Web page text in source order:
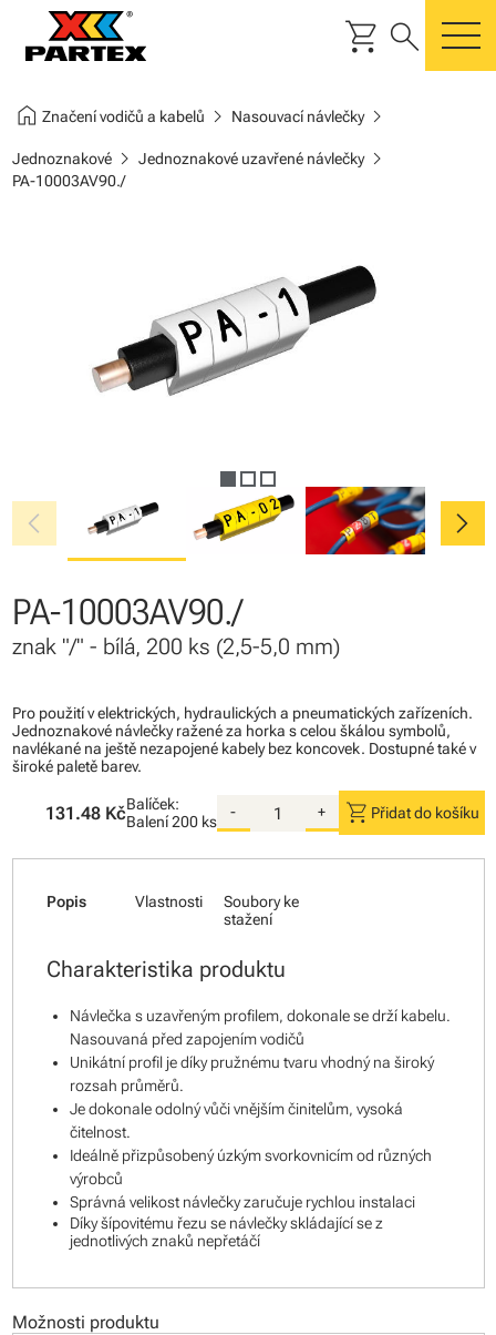
shopping_cart search
home Značení vodičů a kabelů chevron_right Nasouvací návlečkychevron_right
Jednoznakovéchevron_right Jednoznakové uzavřené návlečkychevron_right
PA-10003AV90./
chevron_left chevron_right
PA-10003AV90./
znak "/" - bílá, 200 ks (2,5-5,0 mm)
Pro použití v elektrických, hydraulických a pneumatických zařízeních.
Jednoznakové návlečky ražené za horka s celou škálou symbolů,
navlékané na ještě nezapojené kabely bez koncovek. Dostupné také v
široké paletě barev.
131.48 KčBalíček:
Balení200 ks
- + shopping_cart Přidat do košíku
Popis Vlastnosti
Soubory ke
stažení
Charakteristika produktu
Návlečka s uzavřeným profilem, dokonale se drží kabelu.
Nasouvaná před zapojením vodičů
Unikátní profil je díky pružnému tvaru vhodný na široký
rozsah průměrů.
Je dokonale odolný vůči vnějším činitelům, vysoká
čitelnost.
Ideálně přizpůsobený úzkým svorkovnicím od různých
výrobců
Správná velikost návlečky zaručuje rychlou instalaci
Díky šípovitému řezu se návlečky skládající se z
jednotlivých znaků nepřetáčí
Možnosti produktu